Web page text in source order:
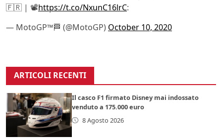
🇫🇷 | 📽️https://t.co/NxunC16lrC:
— MotoGP™🏁 (@MotoGP) October 10, 2020
ARTICOLI RECENTI
Il casco F1 firmato Disney mai indossato
venduto a 175.000 euro
8 Agosto 2026